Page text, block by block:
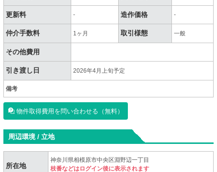
更新料 - 造作価格 -
仲介手数料 1ヶ月 取引様態 一般
その他費用
引き渡し日 2026年4月上旬予定
備考
物件取得費用を問い合わせる（無料）
周辺環境 / 立地
所在地
神奈川県相模原市中央区淵野辺一丁目
枝番などはログイン後に表示されます